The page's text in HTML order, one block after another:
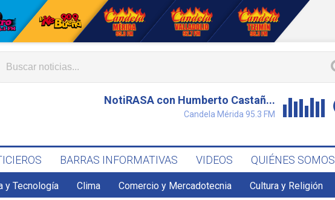
NotiRASA con Humberto Castañ...
Candela Mérida 95.3 FM
BARRAS INFORMATIVAS VIDEOS QUIÉNES SOMOS
y Tecnología Clima Comercio y Mercadotecnia Cultura y Religión